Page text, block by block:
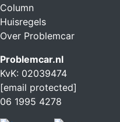
Column
Huisregels
Over Problemcar
Problemcar.nl
KvK: 02039474
[email protected]
06 1995 4278